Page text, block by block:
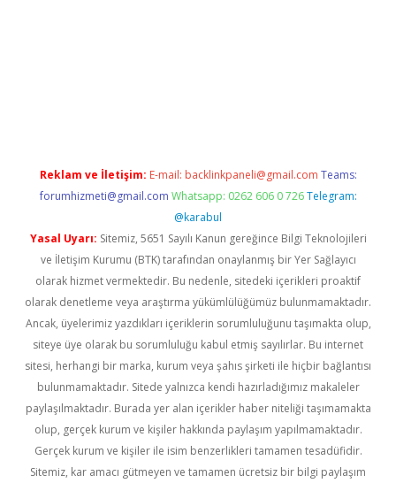
Reklam ve İletişim: E-mail: backlinkpaneli@gmail.com Teams:
forumhizmeti@gmail.com Whatsapp: 0262 606 0 726 Telegram:
@karabul
Yasal Uyarı: Sitemiz, 5651 Sayılı Kanun gereğince Bilgi Teknolojileri
ve İletişim Kurumu (BTK) tarafından onaylanmış bir Yer Sağlayıcı
olarak hizmet vermektedir. Bu nedenle, sitedeki içerikleri proaktif
olarak denetleme veya araştırma yükümlülüğümüz bulunmamaktadır.
Ancak, üyelerimiz yazdıkları içeriklerin sorumluluğunu taşımakta olup,
siteye üye olarak bu sorumluluğu kabul etmiş sayılırlar. Bu internet
sitesi, herhangi bir marka, kurum veya şahıs şirketi ile hiçbir bağlantısı
bulunmamaktadır. Sitede yalnızca kendi hazırladığımız makaleler
paylaşılmaktadır. Burada yer alan içerikler haber niteliği taşımamakta
olup, gerçek kurum ve kişiler hakkında paylaşım yapılmamaktadır.
Gerçek kurum ve kişiler ile isim benzerlikleri tamamen tesadüfidir.
Sitemiz, kar amacı gütmeyen ve tamamen ücretsiz bir bilgi paylaşım